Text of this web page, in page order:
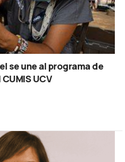
se une al programa de
UCV